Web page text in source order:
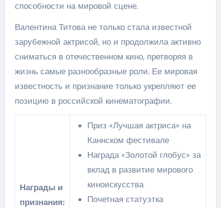
способности на мировой сцене.
Валентина Титова не только стала известной
зарубежной актрисой, но и продолжила активно
сниматься в отечественном кино, претворяя в
жизнь самые разнообразные роли. Ее мировая
известность и признание только укрепляют ее
позицию в российской кинематографии.
Награды и
признания:
Приз «Лучшая актриса» на
Каннском фестивале
Награда «Золотой глобус» за
вклад в развитие мирового
киноискусства
Почетная статуэтка